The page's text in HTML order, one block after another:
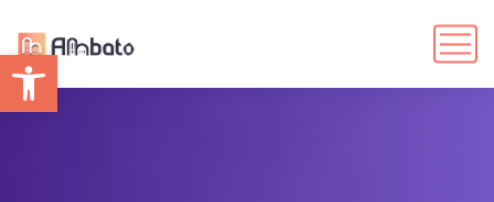
Abrir barra de herramientas